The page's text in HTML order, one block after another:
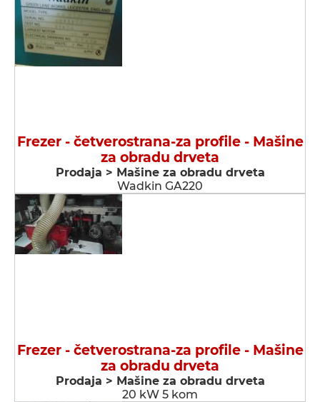
Frezer - četverostrana-za profile - Мašine
za obradu drveta
Prodaja > Мašine za obradu drveta
Wadkin GA220
Frezer - četverostrana-za profile - Мašine
za obradu drveta
Prodaja > Мašine za obradu drveta
20 kW 5 kom